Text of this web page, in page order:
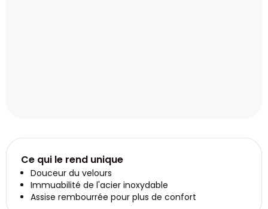
Ce qui le rend unique
Douceur du velours
Immuabilité de l'acier inoxydable
Assise rembourrée pour plus de confort